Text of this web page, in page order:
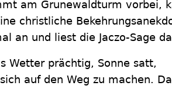
am Grunewaldturm vorbei,
christliche
an und liest die Jaczo-Sage
Wetter prächtig, Sonne satt,
auf den Weg zu machen.